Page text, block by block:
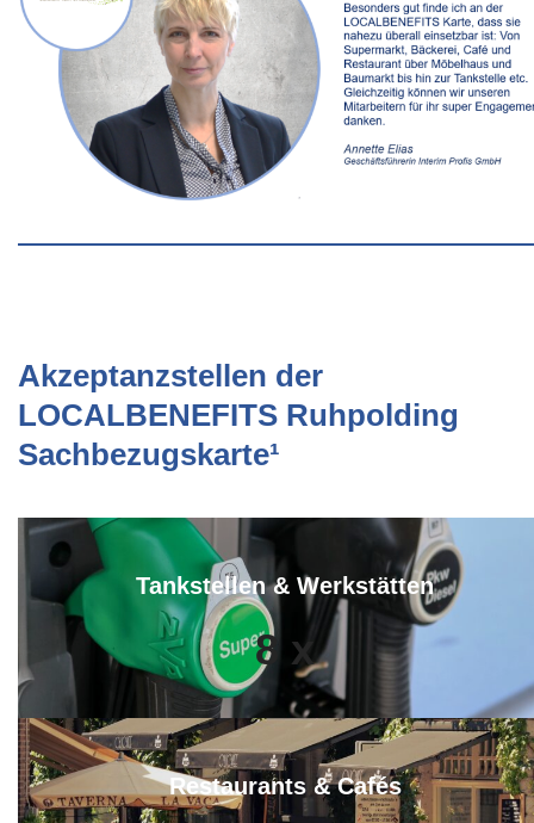
Akzeptanzstellen der
LOCALBENEFITS Ruhpolding
Sachbezugskarte¹
Tankstellen & Werkstätten
8 x
Restaurants & Cafés